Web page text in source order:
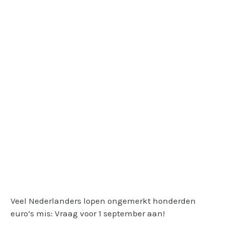
Veel Nederlanders lopen ongemerkt honderden
euro’s mis: Vraag voor 1 september aan!